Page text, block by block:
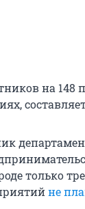
на 148
только
не